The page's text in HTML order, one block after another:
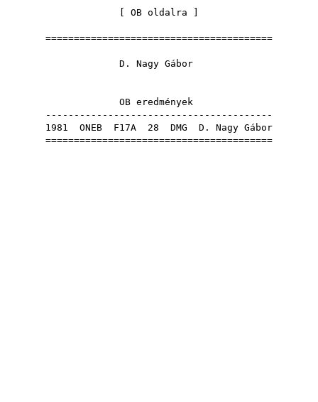
OB oldalra
========================================
D. Nagy Gábor
OB eredmények
----------------------------------------
1981 ONEB F17A 28 DMG D. Nagy Gábor
========================================